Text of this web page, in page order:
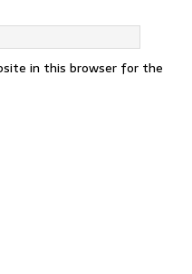
in this browser for the